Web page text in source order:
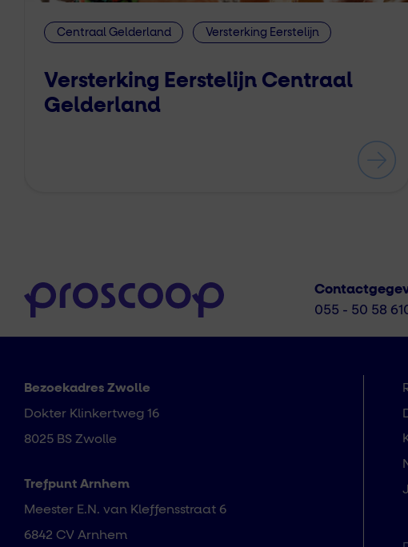
Centraal Gelderland Versterking Eerstelijn
Versterking Eerstelijn Centraal
Gelderland
055 - 50 58
Bezoekadres Zwolle
Dokter Klinkertweg 16
8025 BS Zwolle
Trefpunt Arnhem
Meester E.N. van Kleffensstraat 6
6842 CV Arnhem